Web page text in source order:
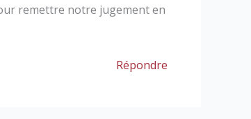
remettre notre jugement en
Répondre